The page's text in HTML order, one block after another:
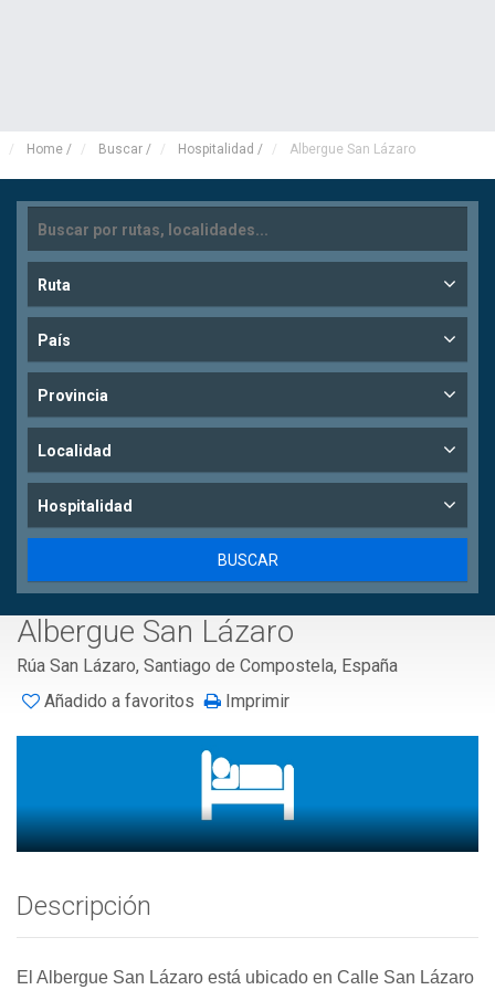
Home / Buscar / Hospitalidad / Albergue San Lázaro
Ruta
País
Provincia
Localidad
Hospitalidad
Albergue San Lázaro
Rúa San Lázaro, Santiago de Compostela, España
Añadido a favoritos
Imprimir
Descripción
El Albergue San Lázaro está ubicado en Calle San Lázaro